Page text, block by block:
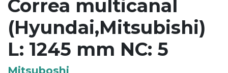
Correa multicanal
(Hyundai,Mitsubishi)
L: 1245 mm NC: 5
Mitsuboshi